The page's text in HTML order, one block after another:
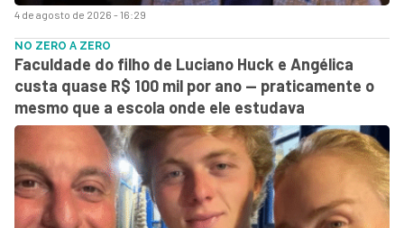
4 de agosto de 2026 - 16:29
NO ZERO A ZERO
Faculdade do filho de Luciano Huck e Angélica
custa quase R$ 100 mil por ano — praticamente o
mesmo que a escola onde ele estudava